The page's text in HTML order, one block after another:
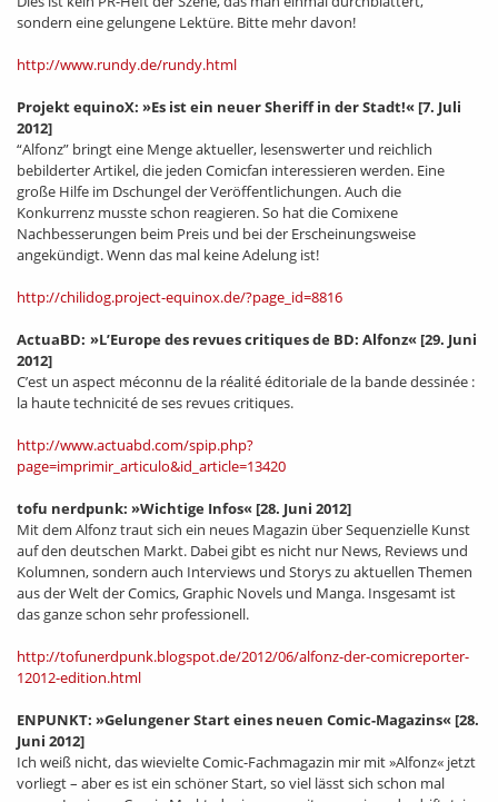
sondern eine gelungene Lektüre. Bitte mehr davon!
http://www.rundy.de/rundy.html
Projekt equinoX: »Es ist ein neuer Sheriff in der Stadt!« [7. Juli
2012]
“Alfonz” bringt eine Menge aktueller, lesenswerter und reichlich
bebilderter Artikel, die jeden Comicfan interessieren werden. Eine
große Hilfe im Dschungel der Veröffentlichungen. Auch die
Konkurrenz musste schon reagieren. So hat die Comixene
Nachbesserungen beim Preis und bei der Erscheinungsweise
angekündigt. Wenn das mal keine Adelung ist!
http://chilidog.project-equinox.de/?page_id=8816
ActuaBD: »L’Europe des revues critiques de BD: Alfonz« [29. Juni
2012]
C’est un aspect méconnu de la réalité éditoriale de la bande dessinée :
la haute technicité de ses revues critiques.
http://www.actuabd.com/spip.php?
page=imprimir_articulo&id_article=13420
tofu nerdpunk: »Wichtige Infos« [28. Juni 2012]
Mit dem Alfonz traut sich ein neues Magazin über Sequenzielle Kunst
auf den deutschen Markt. Dabei gibt es nicht nur News, Reviews und
Kolumnen, sondern auch Interviews und Storys zu aktuellen Themen
aus der Welt der Comics, Graphic Novels und Manga. Insgesamt ist
das ganze schon sehr professionell.
http://tofunerdpunk.blogspot.de/2012/06/alfonz-der-comicreporter-
12012-edition.html
ENPUNKT: »Gelungener Start eines neuen Comic-Magazins« [28.
Juni 2012]
Ich weiß nicht, das wievielte Comic-Fachmagazin mir mit »Alfonz« jetzt
vorliegt – aber es ist ein schöner Start, so viel lässt sich schon mal